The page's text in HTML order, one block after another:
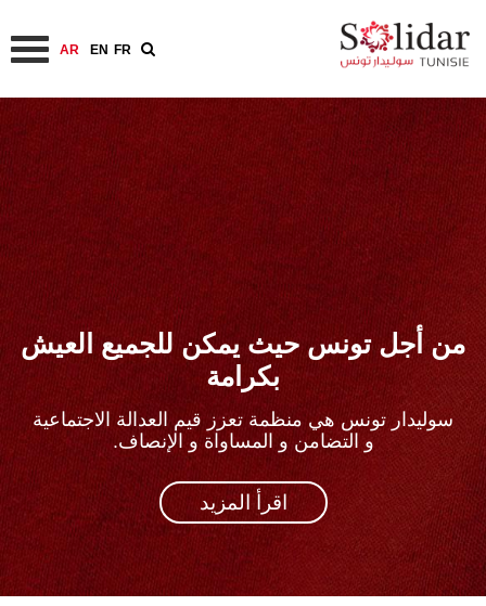
إلى
المحتوى
FR
EN
AR
من أجل تونس حيث يمكن للجميع العيش
بكرامة
سوليدار تونس هي منظمة تعزز قيم العدالة الاجتماعية
و التضامن و المساواة و الإنصاف.
اقرأ المزيد